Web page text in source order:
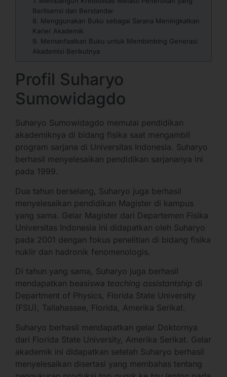
Berlisensi dan Berstandar
8. Menggunakan Buku sebagai Sarana Meningkatkan
Karier Akademik
9. Memanfaatkan Buku untuk Membimbing Generasi
Akademisi Berikutnya
Profil Suharyo
Sumowidagdo
Suharyo Sumowidagdo memulai pendidikan
akademiknya di bidang fisika saat mengambil
program sarjana di Universitas Indonesia. Suharyo
berhasil menyelesaikan pendidikan sarjananya ini
pada 1999.
Dua tahun berselang, Suharyo juga berhasil
menyelesaikan pendidikan Magister di kampus
yang sama. Gelar Magister dari Departemen Fisika
Universitas Indonesia ini didapatkan oleh Suharyo
pada 2001 dengan fokus penelitian di bidang fisika
nuklir dan hadronik fenomenologis.
Di tahun yang sama, Suharyo juga berhasil
mendapatkan beasiswa teaching assistantship di
Department of Physics, Florida State University
(FSU), Tallahassee, Florida, Amerika Serikat.
Suharyo berhasil mendapatkan gelar Doktornya
dari Florida State University, Amerika Serikat. Gelar
akademik ini didapatkan setelah Suharyo berhasil
menyelesaikan disertasi yang membahas tentang